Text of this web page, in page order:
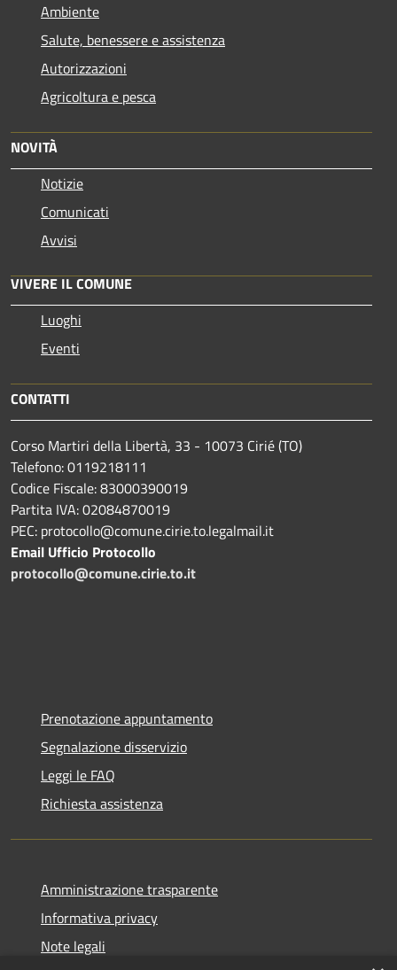
Ambiente
Salute, benessere e assistenza
Autorizzazioni
Agricoltura e pesca
NOVITÀ
Notizie
Comunicati
Avvisi
VIVERE IL COMUNE
Luoghi
Eventi
CONTATTI
Corso Martiri della Libertà, 33 - 10073 Cirié (TO)
Telefono: 0119218111
Codice Fiscale: 83000390019
Partita IVA: 02084870019
PEC: protocollo@comune.cirie.to.legalmail.it
Email Ufficio Protocollo
protocollo@comune.cirie.to.it
Prenotazione appuntamento
Segnalazione disservizio
Leggi le FAQ
Richiesta assistenza
Amministrazione trasparente
Informativa privacy
Note legali